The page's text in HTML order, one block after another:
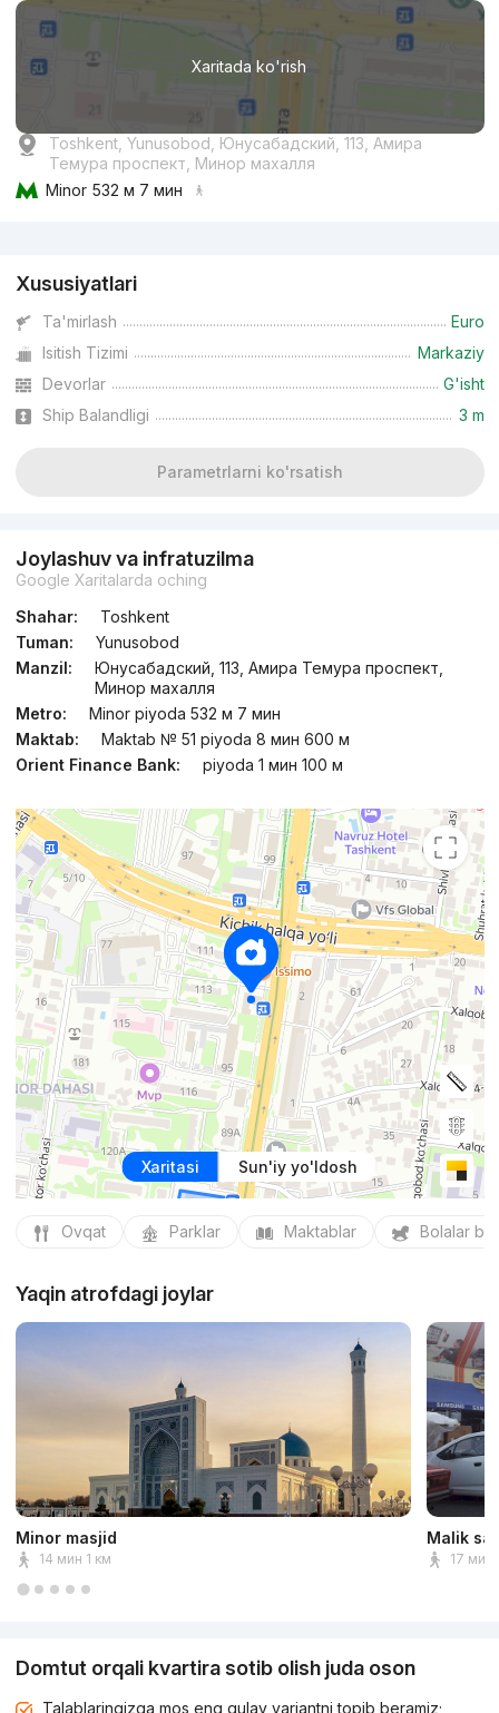
Xaritada ko'rish
Toshkent, Yunusobod, Юнусабадский, 113, Амира
Темура проспект, Минор махалля
Minor 532 м 7 мин
Xususiyatlari
Ta'mirlash
Euro
Isitish Tizimi
Markaziy
Devorlar
G'isht
Ship Balandligi
3 m
Parametrlarni ko'rsatish
Joylashuv va infratuzilma
Google Xaritalarda oching
Shahar:
Toshkent
Tuman:
Yunusobod
Manzil:
Юнусабадский, 113, Амира Темура проспект,
Минор махалля
Metro:
Minor piyoda 532 м 7 мин
Maktab:
Maktab № 51 piyoda 8 мин 600 м
Orient Finance Bank:
piyoda 1 мин 100 м
Xaritasi Sun'iy yo'ldosh
Ovqat Parklar Maktablar Bolalar
Yaqin atrofdagi joylar
Minor masjid
14 мин 1 км
Malik
17 мин
Domtut orqali kvartira sotib olish juda oson
Talablaringizga mos eng qulay variantni topib beramiz;